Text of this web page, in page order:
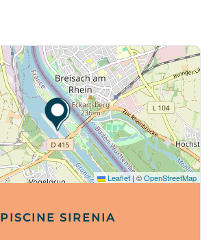
Leaflet|©OpenStreetMap
PISCINE SIRENIA